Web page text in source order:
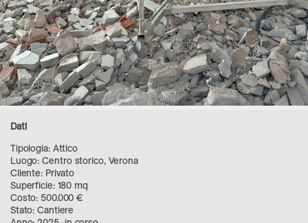
Dati
Tipologia: Attico
Luogo: Centro storico, Verona
Cliente: Privato
Superficie: 180 mq
Costo: 500.000 €
Stato: Cantiere